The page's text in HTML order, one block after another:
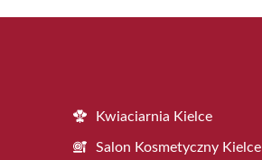
Kwiaciarnia Kielce
Salon Kosmetyczny Kielce